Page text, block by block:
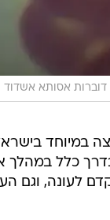
אסותא אשדוד
במיוחד
כלל במהלך
לעונה, וגם